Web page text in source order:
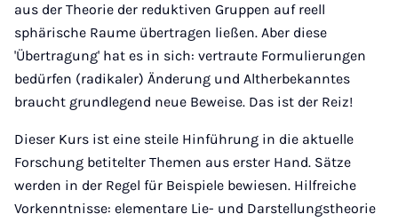
aus der Theorie der reduktiven Gruppen auf reell
sphärische Raume übertragen ließen. Aber diese
'Übertragung' hat es in sich: vertraute Formulierungen
bedürfen (radikaler) Änderung und Altherbekanntes
braucht grundlegend neue Beweise. Das ist der Reiz!
Dieser Kurs ist eine steile Hinführung in die aktuelle
Forschung betitelter Themen aus erster Hand. Sätze
werden in der Regel für Beispiele bewiesen. Hilfreiche
Vorkenntnisse: elementare Lie- und Darstellungstheorie